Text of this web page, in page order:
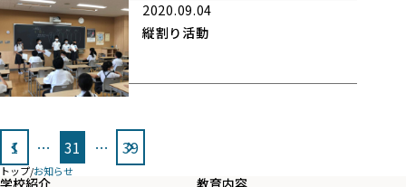
2020.09.04
縦割り活動
投
稿
1 … 31 … 39
トップ/お知らせ